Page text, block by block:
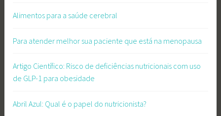
Alimentos para a saúde cerebral
Para atender melhor sua paciente que está na menopausa
Artigo Científico: Risco de deficiências nutricionais com uso
de GLP-1 para obesidade
Abril Azul: Qual é o papel do nutricionista?